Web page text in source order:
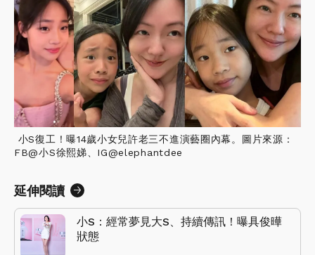
小S復工！曝14歲小女兒許老三不進演藝圈內幕。圖片來源：
FB@小S徐熙娣、IG@elephantdee
延伸閱讀
小S：經常夢見大S、持續傳訊！曝具俊曄
狀態